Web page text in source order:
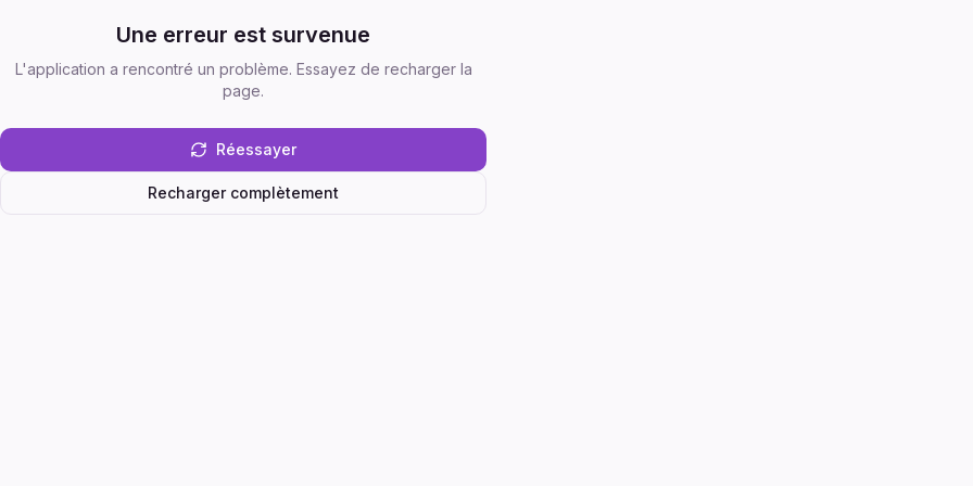
Une erreur est survenue
L'application a rencontré un problème. Essayez de recharger la
page.
Réessayer
Recharger complètement